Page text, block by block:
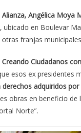
Angélica
ubicado en Boulevar
otras franjas
Ciudadanos
esos ex presidentes
adquiridos
obras en beneficio
Norte”.